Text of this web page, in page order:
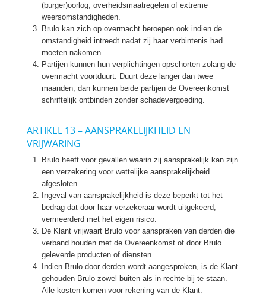
(burger)oorlog, overheidsmaatregelen of extreme
weersomstandigheden.
Brulo kan zich op overmacht beroepen ook indien de
omstandigheid intreedt nadat zij haar verbintenis had
moeten nakomen.
Partijen kunnen hun verplichtingen opschorten zolang de
overmacht voortduurt. Duurt deze langer dan twee
maanden, dan kunnen beide partijen de Overeenkomst
schriftelijk ontbinden zonder schadevergoeding.
ARTIKEL 13 – AANSPRAKELIJKHEID EN
VRIJWARING
Brulo heeft voor gevallen waarin zij aansprakelijk kan zijn
een verzekering voor wettelijke aansprakelijkheid
afgesloten.
Ingeval van aansprakelijkheid is deze beperkt tot het
bedrag dat door haar verzekeraar wordt uitgekeerd,
vermeerderd met het eigen risico.
De Klant vrijwaart Brulo voor aanspraken van derden die
verband houden met de Overeenkomst of door Brulo
geleverde producten of diensten.
Indien Brulo door derden wordt aangesproken, is de Klant
gehouden Brulo zowel buiten als in rechte bij te staan.
Alle kosten komen voor rekening van de Klant.